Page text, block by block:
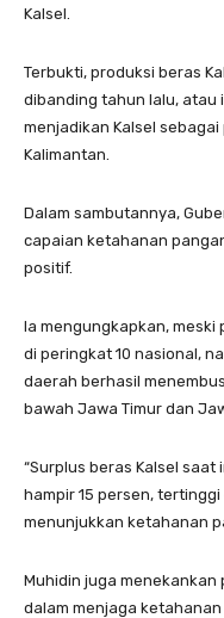
Kalsel.
Terbukti, produksi beras
dibanding tahun lalu, atau
menjadikan Kalsel
Kalimantan.
Dalam sambutannya,
capaian ketahanan
positif.
Ia mengungkapkan, meski
di peringkat 10 nasional,
daerah berhasil
bawah Jawa Timur dan
“Surplus beras Kalsel
hampir 15 persen,
menunjukkan ketahanan
Muhidin juga
dalam menjaga